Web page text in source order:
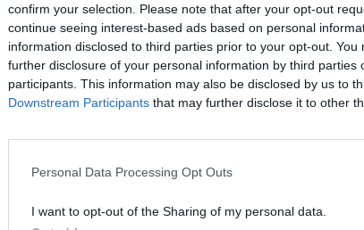
confirm your selection. Please note that after your opt-out
continue seeing interest-based ads based on personal
information disclosed to third parties prior to your opt-out.
further disclosure of your personal information by third parties
participants. This information may also be disclosed by us to
Downstream Participants that may further disclose it to other
Personal Data Processing Opt Outs
I want to opt-out of the Sharing of my personal data.